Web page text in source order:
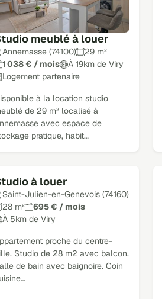
meublé à louer
Annemasse (74100)
29 m²
1 038 € / mois
À 19km de Viry
Logement partenaire
à la location studio
de 29 m² localisé à
avec espace de
pratique, habit…
à louer
Loué
Saint-Julien-en-Genevois (74160)
28 m²
695 € / mois
À 5km de Viry
proche du centre-
Studio de 28 m2 avec balcon.
de bain avec baignoire. Coin